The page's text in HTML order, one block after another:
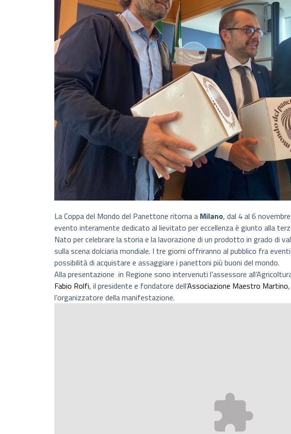
La Coppa del Mondo del Panettone ritorna a Milano, dal 4 al 6
evento interamente dedicato al lievitato per eccellenza è giunto alla
Nato per celebrare la storia e la lavorazione di un prodotto in grado di
sulla scena dolciaria mondiale. I tre giorni offriranno al pubblico fra
possibilità di acquistare e assaggiare i panettoni più buoni del mondo.
Alla presentazione in Regione sono intervenuti l’assessore
Fabio Rolfi, il presidente e fondatore dell’Associazione Maestro Martino,
l’organizzatore della manifestazione.